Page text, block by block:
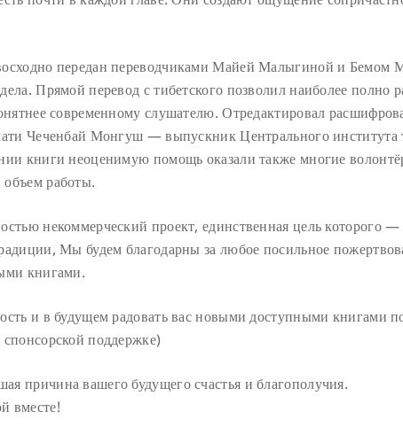
передан переводчиками Майей Малыгиной и
Прямой перевод с тибетского позволил наиболее полно
современному слушателю. Отредактировал
Чеченбай Монгуш — выпускник Центрального института
книги неоценимую помощь оказали также многие
работы.
некоммерческий проект, единственная цель которого —
Мы будем благодарны за любое посильное
книгами.
и в будущем радовать вас новыми доступными книгами
поддержке)
причина вашего будущего счастья и благополучия.
вместе!